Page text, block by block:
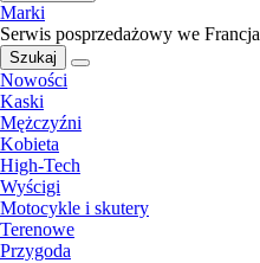
Marki
Serwis posprzedażowy we Francja
Szukaj
Nowości
Kaski
Mężczyźni
Kobieta
High-Tech
Wyścigi
Motocykle i skutery
Terenowe
Przygoda